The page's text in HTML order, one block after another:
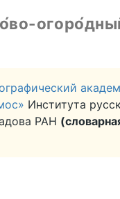
Института
РАН